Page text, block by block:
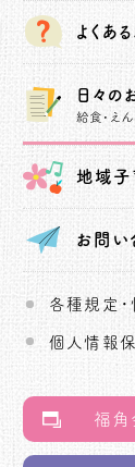
よくあ
日々の
給食・え
地域子
お問い
各種規定
個人情報
福角